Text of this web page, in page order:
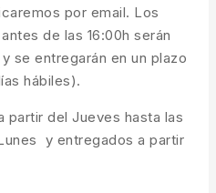
por email. Los
de las 16:00h serán
se entregarán en un plazo
hábiles).
partir del Jueves hasta las
y entregados a partir